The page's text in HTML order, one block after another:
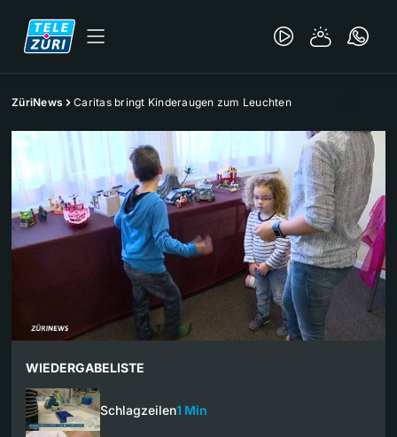
ZüriNews Caritas bringt Kinderaugen zum Leuchten
WIEDERGABELISTE
Schlagzeilen1 Min